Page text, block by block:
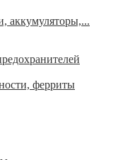
аккумуляторы,...
ферриты